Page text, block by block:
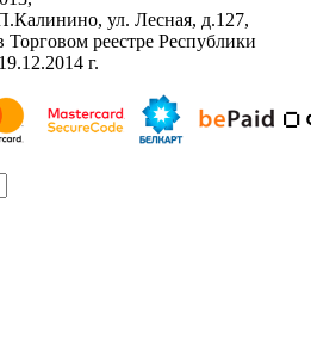
ул. Лесная, д.127,
реестре Республики
г.